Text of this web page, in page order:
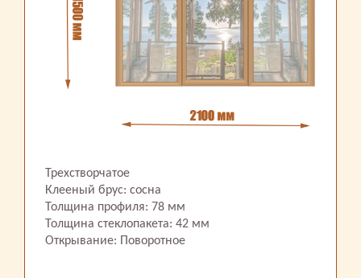
Трехстворчатое
Клееный брус: сосна
Толщина профиля: 78 мм
Толщина стеклопакета: 42 мм
Открывание: Поворотное